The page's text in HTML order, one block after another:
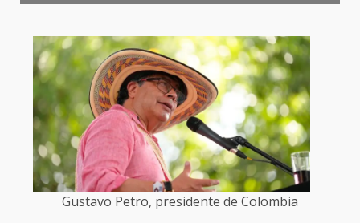
Gustavo Petro, presidente de Colombia